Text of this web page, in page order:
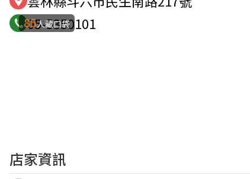
85人藏口袋
05-5350101
店家資訊